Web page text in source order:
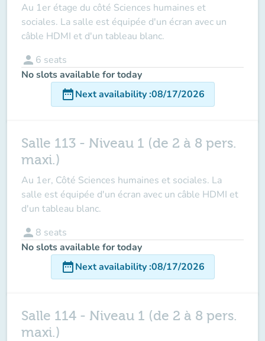
Au 1er étage du côté Sciences humaines et
sociales. La salle est équipée d'un écran avec un
câble HDMI et d'un tableau blanc.
person 6 seats
No slots available for today
date_rangeNext availability:08/17/2026
Salle 113 - Niveau 1 (de 2 à 8 pers.
maxi.)
Au 1er, Côté Sciences humaines et sociales. La
salle est équipée d'un écran avec un câble HDMI et
d'un tableau blanc.
person 8 seats
No slots available for today
date_rangeNext availability:08/17/2026
Salle 114 - Niveau 1 (de 2 à 8 pers.
maxi.)